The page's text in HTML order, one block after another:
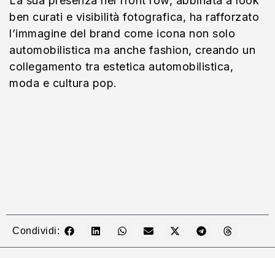
ben curati e visibilità fotografica, ha rafforzato
l’immagine del brand come icona non solo
automobilistica ma anche fashion, creando un
collegamento tra estetica automobilistica,
moda e cultura pop.
Condividi: